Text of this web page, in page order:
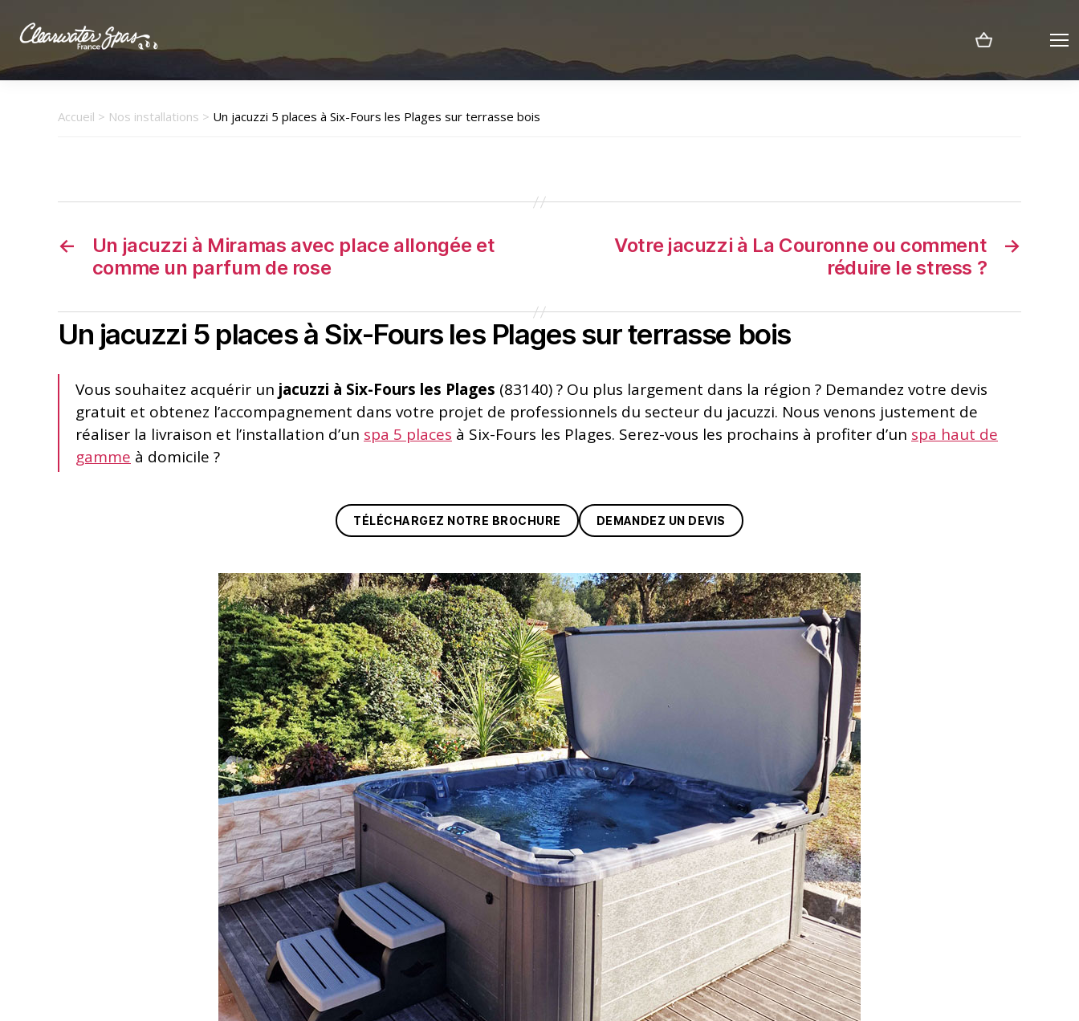
Clearwater
Spas
Accueil > Nos installations > Un jacuzzi 5 places à Six-Fours les Plages sur terrasse bois
←
Un jacuzzi à Miramas avec place allongée et
comme un parfum de rose
→
Votre jacuzzi à La Couronne ou comment
réduire le stress ?
Un jacuzzi 5 places à Six-Fours les Plages sur terrasse bois
Vous souhaitez acquérir un jacuzzi à Six-Fours les Plages (83140) ? Ou plus largement dans la région ? Demandez votre devis
gratuit et obtenez l’accompagnement dans votre projet de professionnels du secteur du jacuzzi. Nous venons justement de
réaliser la livraison et l’installation d’un spa 5 places à Six-Fours les Plages. Serez-vous les prochains à profiter d’un spa haut de
gamme à domicile ?
TÉLÉCHARGEZ NOTRE BROCHURE DEMANDEZ UN DEVIS